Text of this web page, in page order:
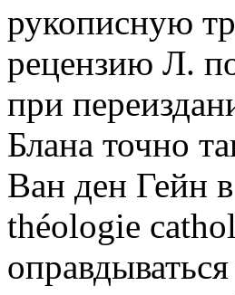
рукописную
рецензию Л.
при
Блана точно
Ван ден Гейн
théologie